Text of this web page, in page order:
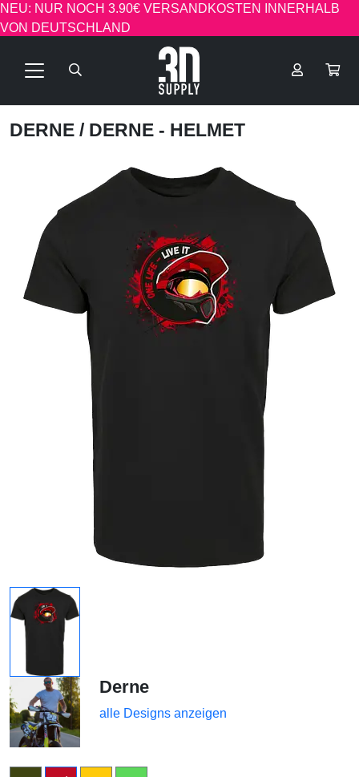
NEU: NUR NOCH 3.90€ VERSANDKOSTEN INNERHALB
VON DEUTSCHLAND
DERNE / DERNE - HELMET
Derne
alle Designs anzeigen